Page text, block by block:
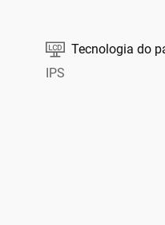
 Tecnologia do
IPS